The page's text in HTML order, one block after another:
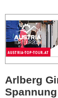
Arlberg
Spannung